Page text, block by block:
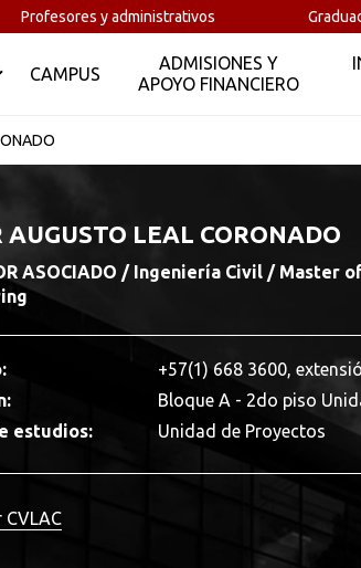
Profesores y administrativos
CAMPUS
ADMISIONES Y
APOYO FINANCIERO
AUGUSTO LEAL CORONADO
ASOCIADO / Ingeniería Civil / Master
+57(1) 668 3600,
Bloque A - 2do piso
estudios:
Unidad de Proyectos
CVLAC